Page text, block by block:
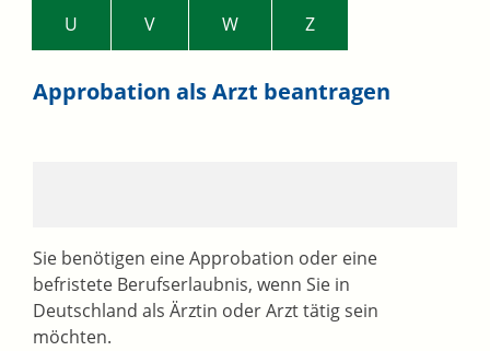
U V W Z
Approbation als Arzt beantragen
Sie benötigen eine Approbation oder eine
befristete Berufserlaubnis, wenn Sie in
Deutschland als Ärztin oder Arzt tätig sein
möchten.